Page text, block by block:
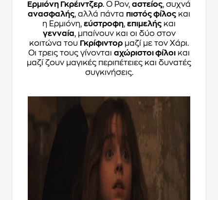
Ερμιόνη Γκρέιντζερ. Ο Ρον, αστείος, συχνά
ανασφαλής, αλλά πάντα πιστός φίλος και
η Ερμιόνη, εύστροφη, επιμελής και
γενναία, μπαίνουν και οι δύο στον
κοιτώνα του Γκρίφιντορ μαζί με τον Χάρι.
Οι τρεις τους γίνονται αχώριστοι φίλοι και
μαζί ζουν μαγικές περιπέτειες και δυνατές
συγκινήσεις.